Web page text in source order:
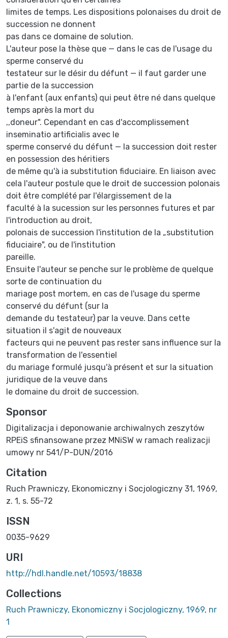
limites de temps. Les dispositions polonaises du droit de
succession ne donnent
pas dans ce domaine de solution.
L'auteur pose la thèse que — dans le cas de l'usage du
sperme conservé du
testateur sur le désir du défunt — il faut garder une
partie de la succession
à l'enfant (aux enfants) qui peut être né dans quelque
temps après la mort du
,,doneur". Cependant en cas d'accomplissement
inseminatio artificialis avec le
sperme conservé du défunt — la succession doit rester
en possession des héritiers
de même qu'à ia substitution fiduciaire. En liaison avec
cela l'auteur postule que le droit de succession polonais
doit être complété par l'élargissement de la
faculté à la sucession sur les personnes futures et par
l'introduction au droit,
polonais de succession l'institution de la „substitution
fiduciaire", ou de l'institution
pareille.
Ensuite l'auteur se penche sur le problème de quelque
sorte de continuation du
mariage post mortem, en cas de l'usage du sperme
conservé du défunt (sur la
demande du testateur) par la veuve. Dans cette
situation il s'agit de nouveaux
facteurs qui ne peuvent pas rester sans influence sur la
transformation de l'essentiel
du mariage formulé jusqu'à présent et sur la situation
juridique de la veuve dans
le domaine du droit de succession.
Sponsor
Digitalizacja i deponowanie archiwalnych zeszytów
RPEiS sfinansowane przez MNiSW w ramach realizacji
umowy nr 541/P-DUN/2016
Citation
Ruch Prawniczy, Ekonomiczny i Socjologiczny 31, 1969,
z. 1, s. 55-72
ISSN
0035-9629
URI
http://hdl.handle.net/10593/18838
Collections
Ruch Prawniczy, Ekonomiczny i Socjologiczny, 1969, nr
1